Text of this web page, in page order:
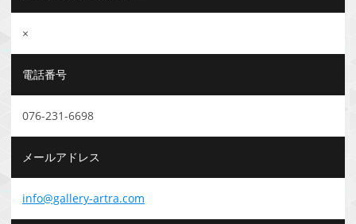
×
電話番号
076-231-6698
メールアドレス
info@gallery-artra.com